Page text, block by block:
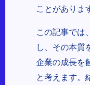
ことがありま
この記事では
し、その本質
企業の成長を
と考えます。